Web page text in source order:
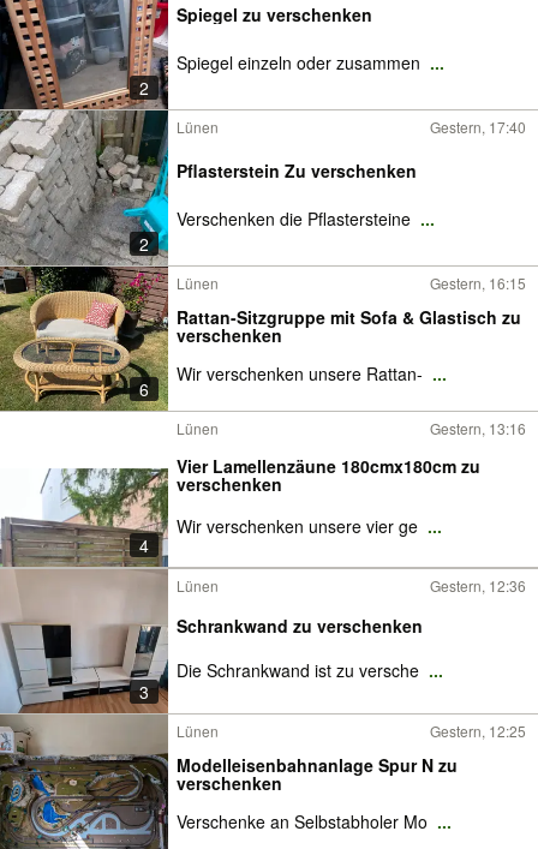
2
Spiegel zu verschenken
Spiegel einzeln oder zusammen ...
2
Lünen Gestern, 17:40
Pflasterstein Zu verschenken
Verschenken die Pflastersteine ...
6
Lünen Gestern, 16:15
Rattan-Sitzgruppe mit Sofa & Glastisch zu
verschenken
Wir verschenken unsere Rattan- ...
4
Lünen Gestern, 13:16
Vier Lamellenzäune 180cmx180cm zu
verschenken
Wir verschenken unsere vier ge ...
3
Lünen Gestern, 12:36
Schrankwand zu verschenken
Die Schrankwand ist zu versche ...
Lünen Gestern, 12:25
Modelleisenbahnanlage Spur N zu
verschenken
Verschenke an Selbstabholer Mo ...